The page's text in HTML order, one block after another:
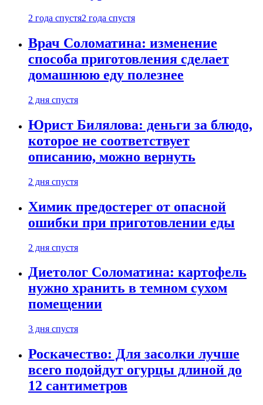
2 года спустя2 года спустя
Врач Соломатина: изменение
способа приготовления сделает
домашнюю еду полезнее
2 дня спустя
Юрист Билялова: деньги за блюдо,
которое не соответствует
описанию, можно вернуть
2 дня спустя
Химик предостерег от опасной
ошибки при приготовлении еды
2 дня спустя
Диетолог Соломатина: картофель
нужно хранить в темном сухом
помещении
3 дня спустя
Роскачество: Для засолки лучше
всего подойдут огурцы длиной до
12 сантиметров